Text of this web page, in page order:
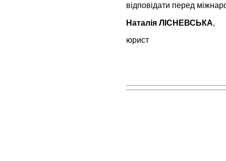
відповідати перед
Наталія ЛІСНЕВСЬКА,
юрист